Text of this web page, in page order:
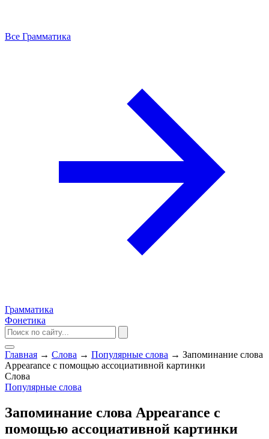
Все Грамматика
Грамматика
Фонетика
Главная → Слова → Популярные слова → Запоминание слова
Appearance с помощью ассоциативной картинки
Слова
Популярные слова
Запоминание слова Appearance с
помощью ассоциативной картинки